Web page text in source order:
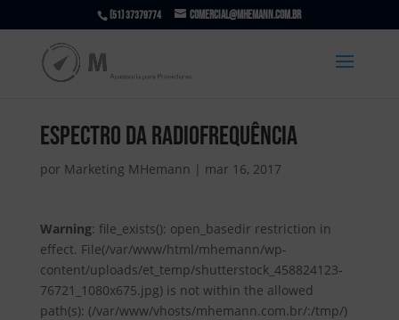
(51) 37379774 comercial@mhemann.com.br
espectro da radiofrequência
por Marketing MHemann | mar 16, 2017
Warning: file_exists(): open_basedir restriction in
effect. File(/var/www/html/mhemann/wp-
content/uploads/et_temp/shutterstock_458824123-
76721_1080x675.jpg) is not within the allowed
path(s): (/var/www/vhosts/mhemann.com.br/:/tmp/)